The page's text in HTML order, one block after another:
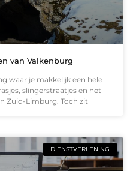
van Valkenburg
waar je makkelijk een hele
slingerstraatjes en het
Zuid-Limburg. Toch zit
DIENSTVERLENING